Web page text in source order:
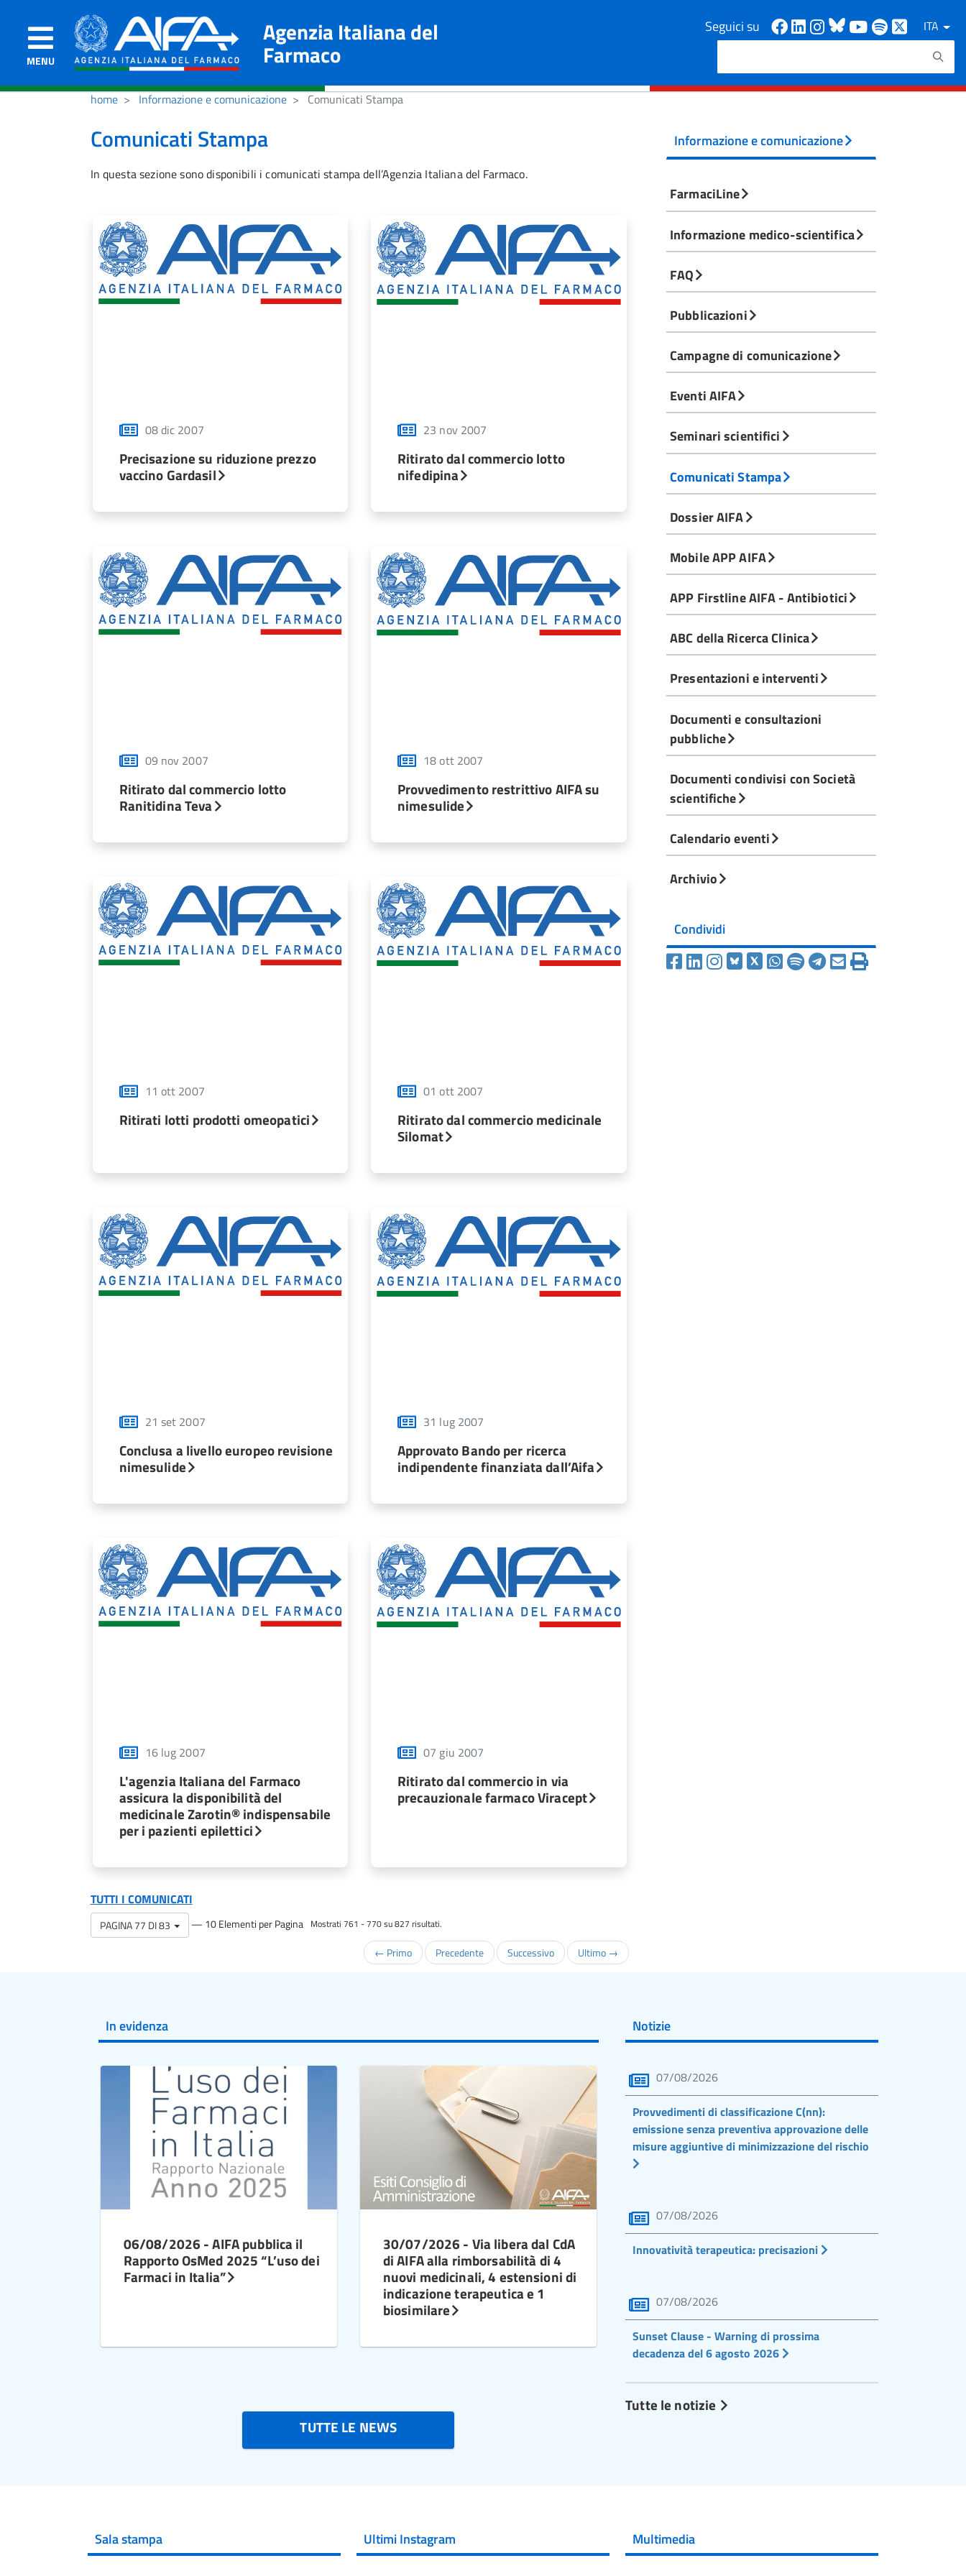
MENU
Agenzia Italiana del
Farmaco
Seguici su Facebook
Linkedin
Instagram
Bluesky
Youtube
Spotify
ITA
Cerca
home Informazione e comunicazione Comunicati Stampa
Comunicati Stampa
In questa sezione sono disponibili i comunicati stampa dell’Agenzia Italiana del Farmaco.
08 dic 2007
Precisazione su riduzione prezzo
vaccino Gardasil
23 nov 2007
Ritirato dal commercio lotto
nifedipina
09 nov 2007
Ritirato dal commercio lotto
Ranitidina Teva
18 ott 2007
Provvedimento restrittivo AIFA su
nimesulide
11 ott 2007
Ritirati lotti prodotti omeopatici
01 ott 2007
Ritirato dal commercio medicinale
Silomat
21 set 2007
Conclusa a livello europeo revisione
nimesulide
31 lug 2007
Approvato Bando per ricerca
indipendente finanziata dall’Aifa
16 lug 2007
L'agenzia Italiana del Farmaco
assicura la disponibilità del
medicinale Zarotin® indispensabile
per i pazienti epilettici
07 giu 2007
Ritirato dal commercio in via
precauzionale farmaco Viracept
TUTTI I COMUNICATI
PAGINA 77 DI 83 — 10 Elementi per Pagina Mostrati 761 - 770 su 827 risultati.
← Primo Precedente Successivo Ultimo →
Informazione e comunicazione
FarmaciLine
Informazione medico-scientifica
FAQ
Pubblicazioni
Campagne di comunicazione
Eventi AIFA
Seminari scientifici
Comunicati Stampa
Dossier AIFA
Mobile APP AIFA
APP Firstline AIFA - Antibiotici
ABC della Ricerca Clinica
Presentazioni e interventi
Documenti e consultazioni
pubbliche
Documenti condivisi con Società
scientifiche
Calendario eventi
Archivio
Condividi
In evidenza
06/08/2026 - AIFA pubblica il
Rapporto OsMed 2025 “L’uso dei
Farmaci in Italia”
30/07/2026 - Via libera dal CdA
di AIFA alla rimborsabilità di 4
nuovi medicinali, 4 estensioni di
indicazione terapeutica e 1
biosimilare
TUTTE LE NEWS
Notizie
07/08/2026
Provvedimenti di classificazione C(nn):
emissione senza preventiva approvazione delle
misure aggiuntive di minimizzazione del rischio
07/08/2026
Innovatività terapeutica: precisazioni
07/08/2026
Sunset Clause - Warning di prossima
decadenza del 6 agosto 2026
Tutte le notizie
Sala stampa Ultimi Instagram Multimedia